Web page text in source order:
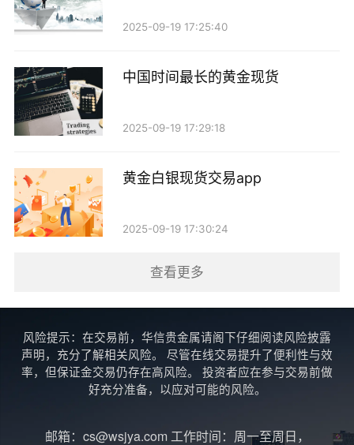
期货合约的价值是10万人民币，你需要准备5000到1万
投资黄金期货的技巧
1. 了解市场动态：黄金价格受多种因素影响，包括
敏感性，可以帮助你做出更明智的决策。 2. 合理分配
资金：不要把所有资金都投入到黄金期货中，合理分配
资金，分散风险是明智的选择。
3. 设定止损：期货交易风险较大，设定止损可以帮
总结
炒黄金期货的开户门槛相对较低，通常在1000元到
5000元人民币之间，但实际操作时还需要考虑保证金和
2025-09-19 17:25:40
中国时间最长的黄金现货
2025-09-19 17:29:18
黄金白银现货交易app
2025-09-19 17:30:24
查看更多
风险提示：在交易前，华信贵金属请阁下仔细阅读风险披露
声明，充分了解相关风险。 尽管在线交易提升了便利性与效
率，但保证金交易仍存在高风险。 投资者应在参与交易前做
好充分准备，以应对可能的风险。
邮箱：cs@wsjya.com 工作时间：周一至周日，